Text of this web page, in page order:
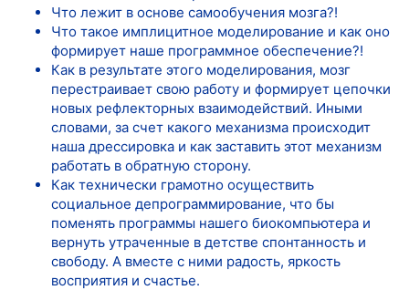
Что лежит в основе самообучения мозга?!
Что такое имплицитное моделирование и как оно
формирует наше программное обеспечение?!
Как в результате этого моделирования, мозг
перестраивает свою работу и формирует цепочки
новых рефлекторных взаимодействий. Иными
словами, за счет какого механизма происходит
наша дрессировка и как заставить этот механизм
работать в обратную сторону.
Как технически грамотно осуществить
социальное депрограммирование, что бы
поменять программы нашего биокомпьютера и
вернуть утраченные в детстве спонтанность и
свободу. А вместе с ними радость, яркость
восприятия и счастье.